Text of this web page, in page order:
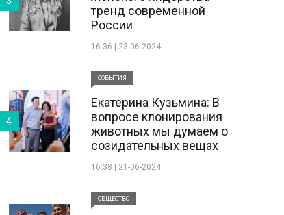
тренд современной
России
16:36 | 23-06-2024
СОБЫТИЯ
Екатерина Кузьмина: В
вопросе клонирования
животных мы думаем о
созидательных вещах
16:38 | 21-06-2024
4
ОБЩЕСТВО